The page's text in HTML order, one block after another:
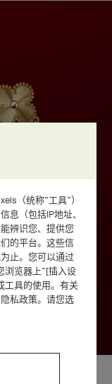
（统称“工具”）
息（包括IP地址、
辨识您、提供您
的平台。这些信
止。您可以通过
浏览器上“[插入设
工具的使用。有关
私政策。请您选